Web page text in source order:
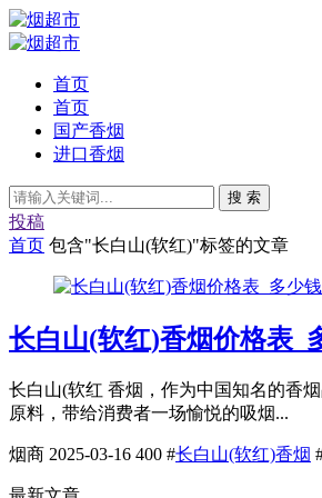
首页
首页
国产香烟
进口香烟
搜 索
投稿
首页 包含"长白山(软红)"标签的文章
长白山(软红)香烟价格表_
长白山(软红 香烟，作为中国知名的香
原料，带给消费者一场愉悦的吸烟...
烟商 2025-03-16 400 #长白山(软红)香烟